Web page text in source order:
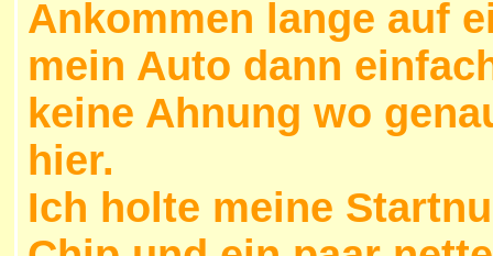
Ankommen lange auf
mein Auto dann
keine Ahnung wo
hier.
Ich holte meine